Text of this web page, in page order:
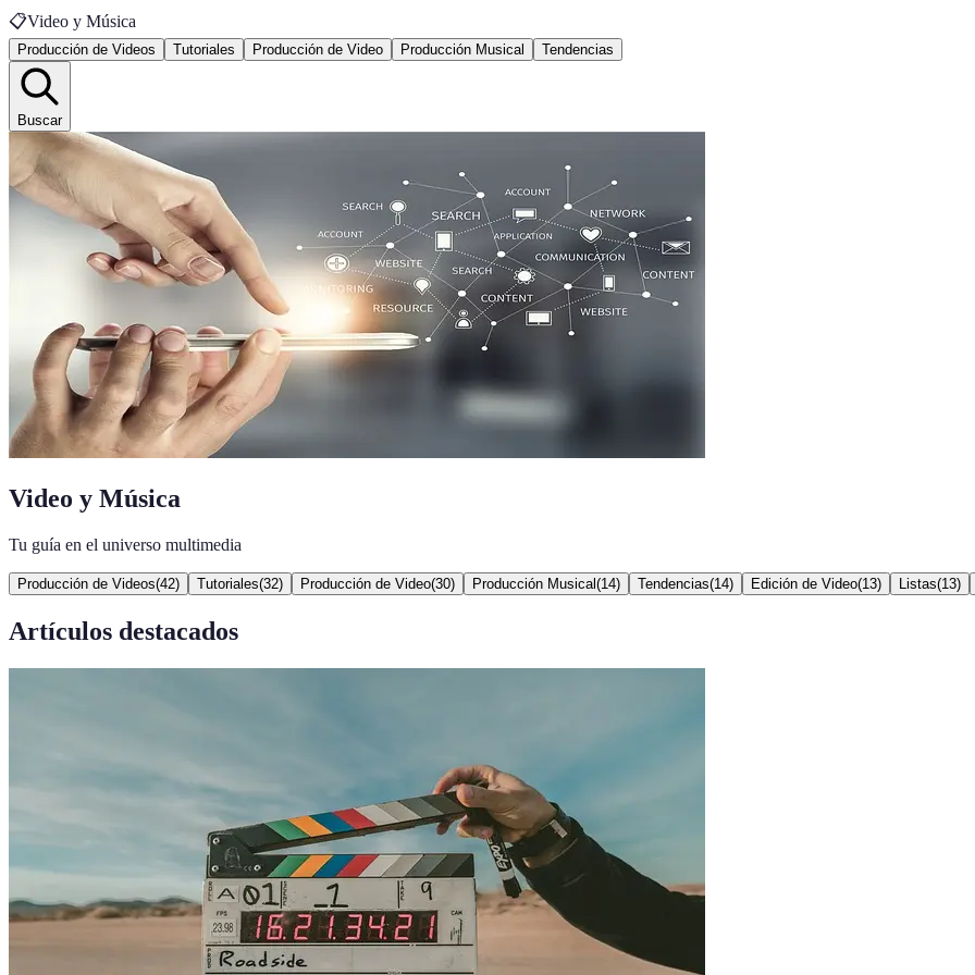
📋Video y Música
Producción de Videos Tutoriales Producción de Video Producción Musical Tendencias
Buscar
Video y Música
Tu guía en el universo multimedia
Producción de Videos(42) Tutoriales(32) Producción de Video(30) Producción Musical (14) Tendencias(14) Edición de Video(13) Listas(13)
Artículos destacados